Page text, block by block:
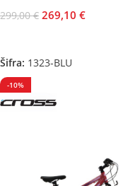
299,00€ 269,10 €
Šifra: 1323-BLU
-10%